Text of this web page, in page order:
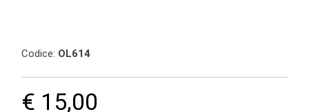
Codice: OL614
€ 15,00